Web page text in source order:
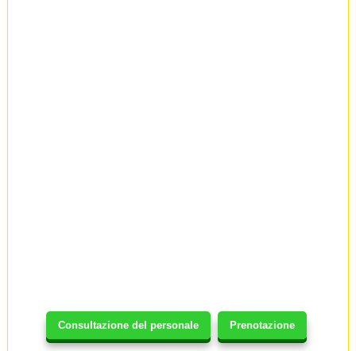
Consultazione del personale Prenotazione